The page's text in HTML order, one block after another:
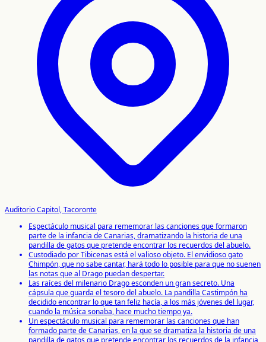
Auditorio Capitol, Tacoronte
Espectáculo musical para rememorar las canciones que formaron
parte de la infancia de Canarias, dramatizando la historia de una
pandilla de gatos que pretende encontrar los recuerdos del abuelo.
Custodiado por Tibicenas está el valioso objeto. El envidioso gato
Chimpón, que no sabe cantar, hará todo lo posible para que no suenen
las notas que al Drago puedan despertar.
Las raíces del milenario Drago esconden un gran secreto. Una
cápsula que guarda el tesoro del abuelo. La pandilla Castimpón ha
decidido encontrar lo que tan feliz hacía, a los más jóvenes del lugar,
cuando la música sonaba, hace mucho tiempo ya.
Un espectáculo musical para rememorar las canciones que han
formado parte de Canarias, en la que se dramatiza la historia de una
pandilla de gatos que pretende encontrar los recuerdos de la infancia